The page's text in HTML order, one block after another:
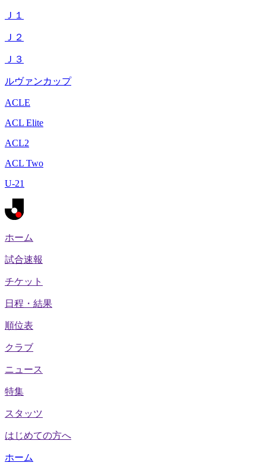
Ｊ１
Ｊ２
Ｊ３
ルヴァンカップ
ACLE
ACL Elite
ACL2
ACL Two
U-21
ホーム
試合速報
チケット
日程・結果
順位表
クラブ
ニュース
特集
スタッツ
はじめての方へ
ホーム